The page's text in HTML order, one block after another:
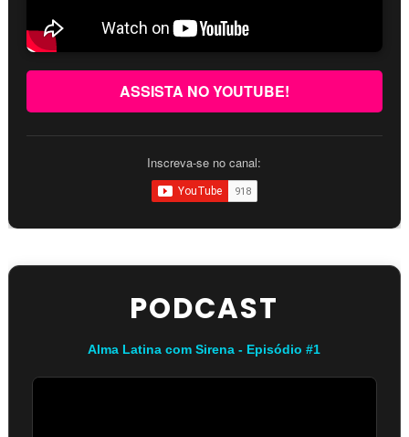
ASSISTA NO YOUTUBE!
Inscreva-se no canal:
PODCAST
Alma Latina com Sirena - Episódio #1